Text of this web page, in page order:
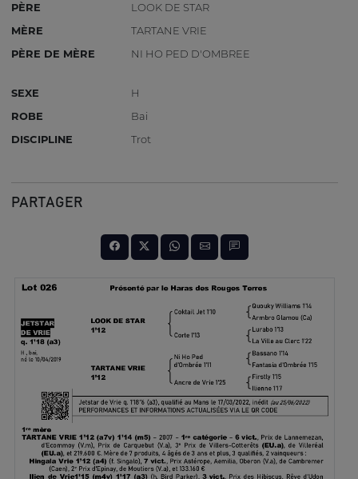
PÈRE
LOOK DE STAR
MÈRE
TARTANE VRIE
PÈRE DE MÈRE
NI HO PED D'OMBREE
SEXE
H
ROBE
Bai
DISCIPLINE
Trot
PARTAGER